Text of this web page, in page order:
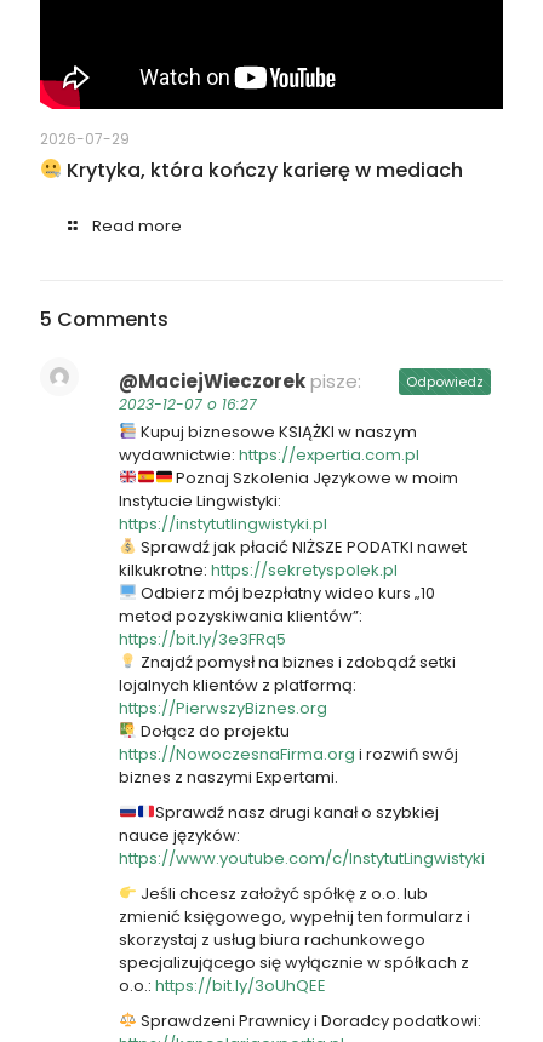
2026-07-29
Krytyka, która kończy karierę w mediach
Read more
5 Comments
@MaciejWieczorekpisze:
2023-12-07 o 16:27
Kupuj biznesowe KSIĄŻKI w naszym
wydawnictwie: https://expertia.com.pl
Poznaj Szkolenia Językowe w moim
Instytucie Lingwistyki:
https://instytutlingwistyki.pl
Sprawdź jak płacić NIŻSZE PODATKI nawet
kilkukrotne: https://sekretyspolek.pl
Odbierz mój bezpłatny wideo kurs „10
metod pozyskiwania klientów”:
https://bit.ly/3e3FRq5
Znajdź pomysł na biznes i zdobądź setki
lojalnych klientów z platformą:
https://PierwszyBiznes.org
Dołącz do projektu
https://NowoczesnaFirma.org i rozwiń swój
biznes z naszymi Expertami.
Sprawdź nasz drugi kanał o szybkiej
nauce języków:
https://www.youtube.com/c/InstytutLingwistyki
Jeśli chcesz założyć spółkę z o.o. lub
zmienić księgowego, wypełnij ten formularz i
skorzystaj z usług biura rachunkowego
specjalizującego się wyłącznie w spółkach z
o.o.: https://bit.ly/3oUhQEE
Sprawdzeni Prawnicy i Doradcy podatkowi:
Odpowiedz